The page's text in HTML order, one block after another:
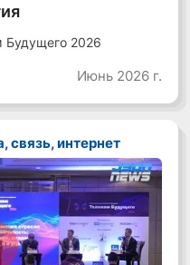
Будущего 2026
Июнь 2026 г.
связь, интернет